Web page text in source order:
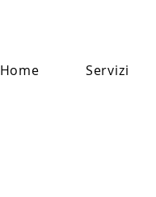
Home Servizi